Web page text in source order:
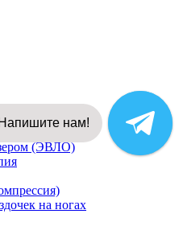
(ЭВЛО)
на ногах
нам!